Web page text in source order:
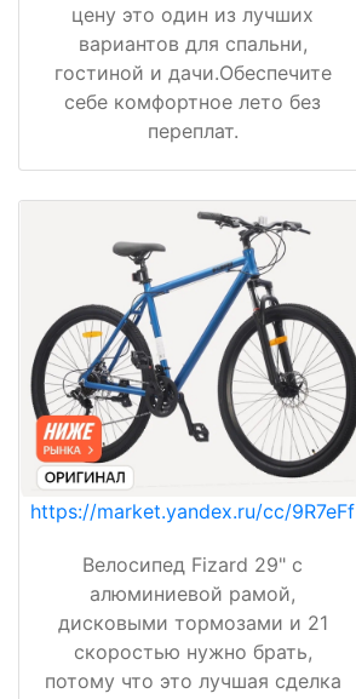
цену это один из лучших
вариантов для спальни,
гостиной и дачи.Обеспечите
себе комфортное лето без
переплат.
https://market.yandex.ru/cc/9R7eFf
Велосипед Fizard 29" с
алюминиевой рамой,
дисковыми тормозами и 21
скоростью нужно брать,
потому что это лучшая сделка